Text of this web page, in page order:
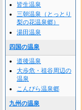
皆生温泉
三朝温泉（とっとり
梨の花温泉郷）
湯田温泉
四国の温泉
道後温泉
大歩危・祖谷周辺の
温泉
こんぴら温泉郷
九州の温泉